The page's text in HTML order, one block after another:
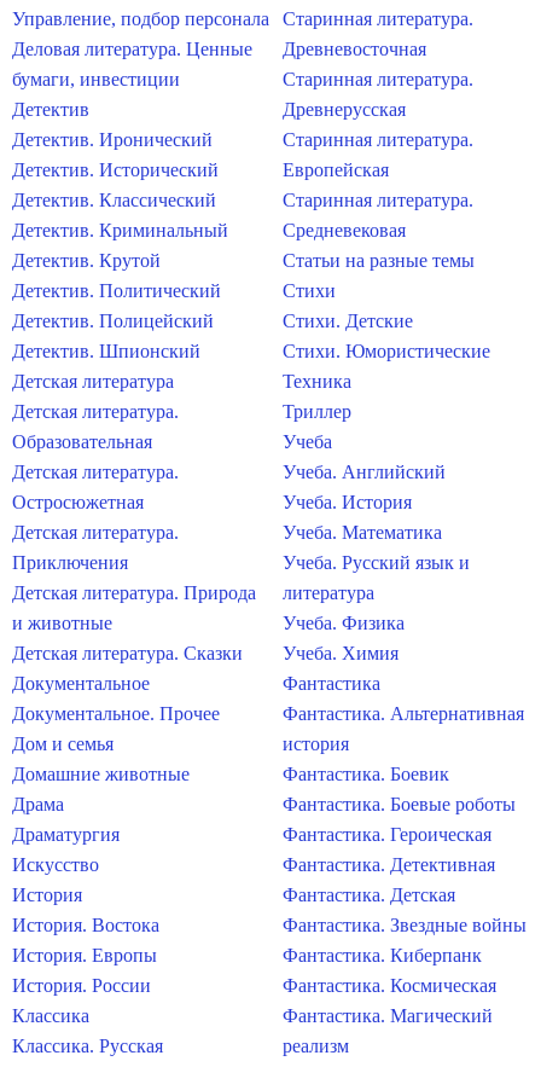
Управление, подбор персонала
Деловая литература. Ценные
бумаги, инвестиции
Детектив
Детектив. Иронический
Детектив. Исторический
Детектив. Классический
Детектив. Криминальный
Детектив. Крутой
Детектив. Политический
Детектив. Полицейский
Детектив. Шпионский
Детская литература
Детская литература.
Образовательная
Детская литература.
Остросюжетная
Детская литература.
Приключения
Детская литература. Природа
и животные
Детская литература. Сказки
Документальное
Документальное. Прочее
Дом и семья
Домашние животные
Драма
Драматургия
Искусство
История
История. Востока
История. Европы
История. России
Классика
Классика. Русская
Старинная литература.
Древневосточная
Старинная литература.
Древнерусская
Старинная литература.
Европейская
Старинная литература.
Средневековая
Статьи на разные темы
Стихи
Стихи. Детские
Стихи. Юмористические
Техника
Триллер
Учеба
Учеба. Английский
Учеба. История
Учеба. Математика
Учеба. Русский язык и
литература
Учеба. Физика
Учеба. Химия
Фантастика
Фантастика. Альтернативная
история
Фантастика. Боевик
Фантастика. Боевые роботы
Фантастика. Героическая
Фантастика. Детективная
Фантастика. Детская
Фантастика. Звездные войны
Фантастика. Киберпанк
Фантастика. Космическая
Фантастика. Магический
реализм